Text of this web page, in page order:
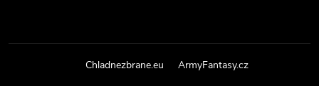
Chladnezbrane.eu ArmyFantasy.cz